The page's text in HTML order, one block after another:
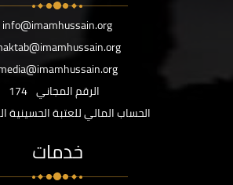
info@imamhussain.org
الرقم المجاني 174
الحساب المالي للعتبة
خدمات